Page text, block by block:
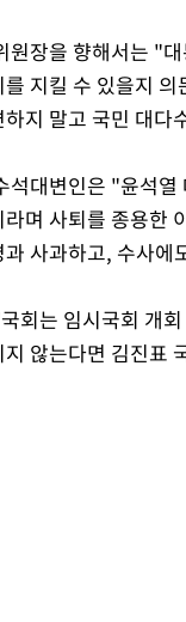
원장을 향해서는 "
를 지킬 수 있을지
하지 말고 국민 대다
석대변인은 "윤석열
라며 사퇴를 종용한
과 사과하고, 수사에
회는 임시국회 개
지 않는다면 김진표